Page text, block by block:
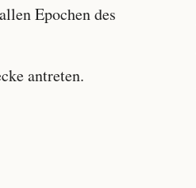
Epochen des
antreten.